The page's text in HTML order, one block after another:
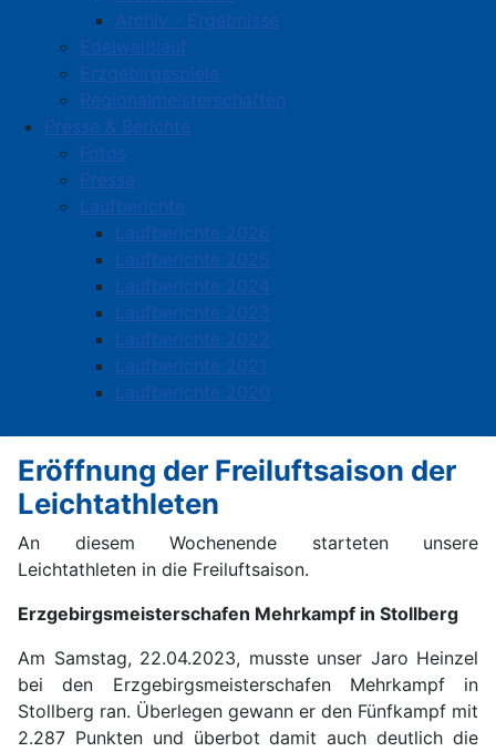
Archiv - Ergebnisse
Edelweißlauf
Erzgebirgsspiele
Regionalmeisterschaften
Presse & Berichte
Fotos
Presse
Laufberichte
Laufberichte 2026
Laufberichte 2025
Laufberichte 2024
Laufberichte 2023
Laufberichte 2022
Laufberichte 2021
Laufberichte 2020
Eröffnung der Freiluftsaison der
Leichtathleten
An diesem Wochenende starteten unsere
Leichtathleten in die Freiluftsaison.
Erzgebirgsmeisterschafen Mehrkampf in Stollberg
Am Samstag, 22.04.2023, musste unser Jaro Heinzel
bei den Erzgebirgsmeisterschafen Mehrkampf in
Stollberg ran. Überlegen gewann er den Fünfkampf mit
2.287 Punkten und überbot damit auch deutlich die